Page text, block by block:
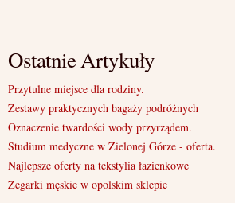
Ostatnie Artykuły
Przytulne miejsce dla rodziny.
Zestawy praktycznych bagaży podróżnych
Oznaczenie twardości wody przyrządem.
Studium medyczne w Zielonej Górze - oferta.
Najlepsze oferty na tekstylia łazienkowe
Zegarki męskie w opolskim sklepie